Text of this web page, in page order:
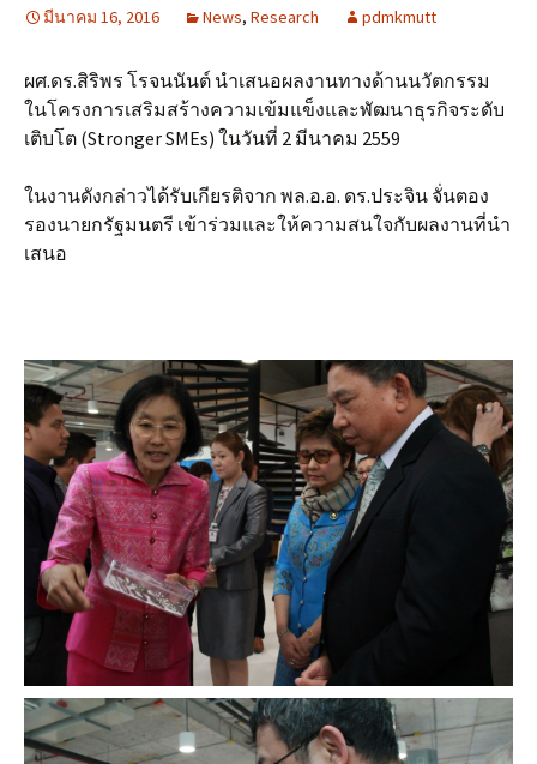
มีนาคม 16, 2016 News, Research pdmkmutt
ผศ.ดร.สิริพร โรจนนันต์ นำเสนอผลงานทางด้านนวัตกรรม
ในโครงการเสริมสร้างความเข้มแข็งและพัฒนาธุรกิจระดับ
เติบโต (Stronger SMEs) ในวันที่ 2 มีนาคม 2559
ในงานดังกล่าวได้รับเกียรติจาก พล.อ.อ. ดร.ประจิน จั่นตอง
รองนายกรัฐมนตรี เข้าร่วมและให้ความสนใจกับผลงานที่นำ
เสนอ